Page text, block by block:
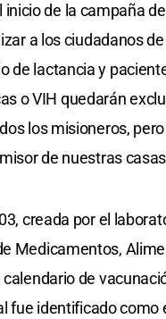
de la campaña
a los ciudadanos
de lactancia y
o VIH quedarán
los misioneros,
de nuestras
creada por el
Medicamentos,
de
fue identificado como